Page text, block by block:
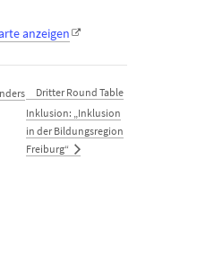
anzeigen
Dritter Round Table
Inklusion: „Inklusion
in der Bildungsregion
Freiburg“